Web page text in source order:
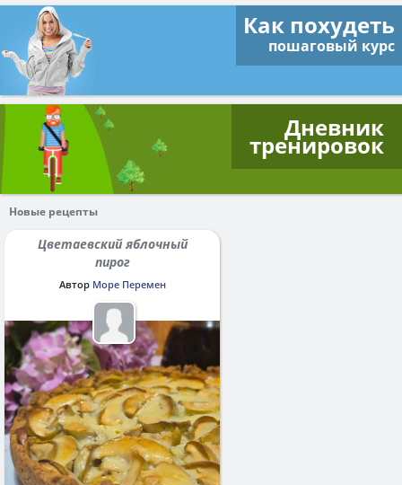
Как похудеть
пошаговый курс
Дневник
тренировок
Новые рецепты
Цветаевский яблочный
пирог
Автор Море Перемен